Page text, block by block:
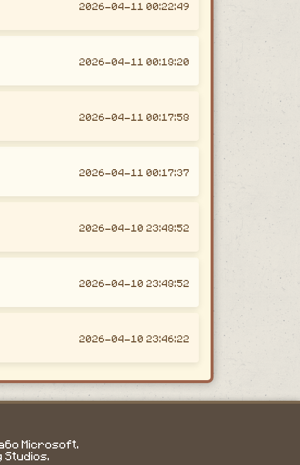
2026-04-11 00:22:49
2026-04-11 00:18:20
2026-04-11 00:17:58
2026-04-11 00:17:37
2026-04-10 23:48:52
2026-04-10 23:48:52
2026-04-10 23:46:22
або Microsoft.
Studios.